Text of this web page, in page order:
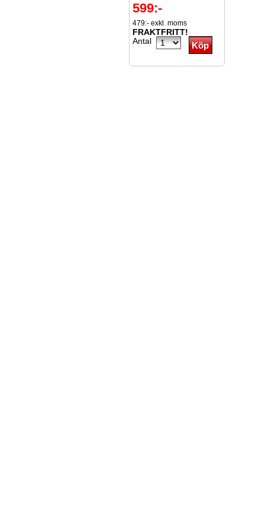
599:-
479:- exkl. moms
FRAKTFRITT!
Antal